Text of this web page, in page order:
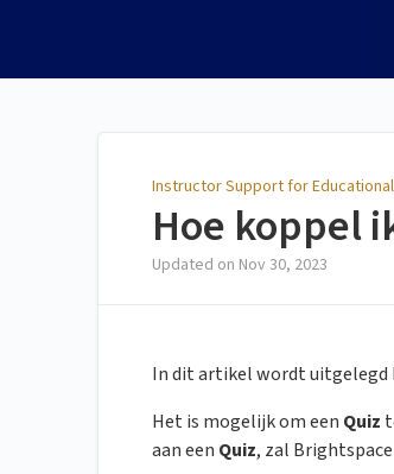
Instructor Support for
Hoe koppel
Updated on Nov 30, 2023
In dit artikel wordt uitgelegd
Het is mogelijk om een Quiz
aan een Quiz, zal